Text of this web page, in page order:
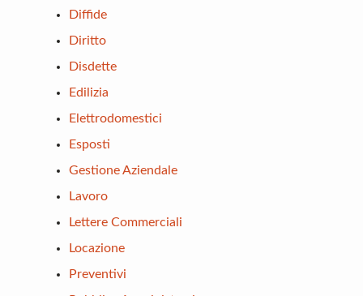
Diffide
Diritto
Disdette
Edilizia
Elettrodomestici
Esposti
Gestione Aziendale
Lavoro
Lettere Commerciali
Locazione
Preventivi